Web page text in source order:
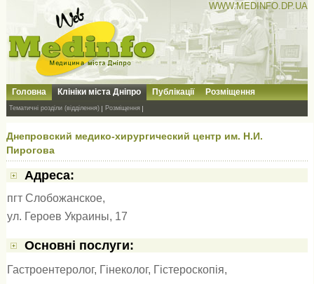
WWW.MEDINFO.DP.UA
Головна Клініки міста Дніпро Публікації Розміщення
Тематичні розділи (відділення) Розміщення
Днепровский медико-хирургический центр им. Н.И.
Пирогова
Адресa:
пгт Слобожанское,
ул. Героев Украины, 17
Основні послуги:
Гастроентеролог, Гінеколог, Гістероскопія,